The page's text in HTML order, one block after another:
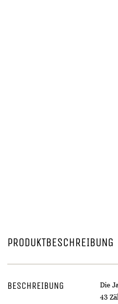
PRODUKTBESCHREIBUNG
BESCHREIBUNG
Die
43